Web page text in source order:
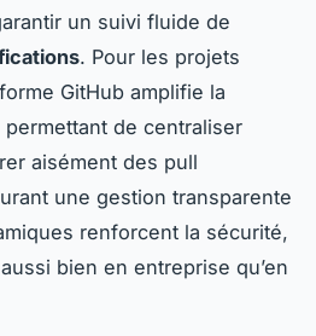
un suivi fluide de
. Pour les projets
GitHub amplifie la
permettant de centraliser
aisément des pull
une gestion transparente
renforcent la sécurité,
bien en entreprise qu’en